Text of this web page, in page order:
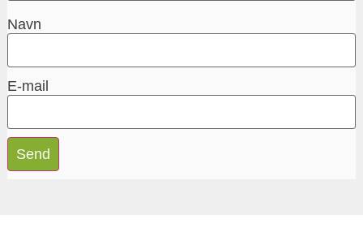
Navn
E-mail